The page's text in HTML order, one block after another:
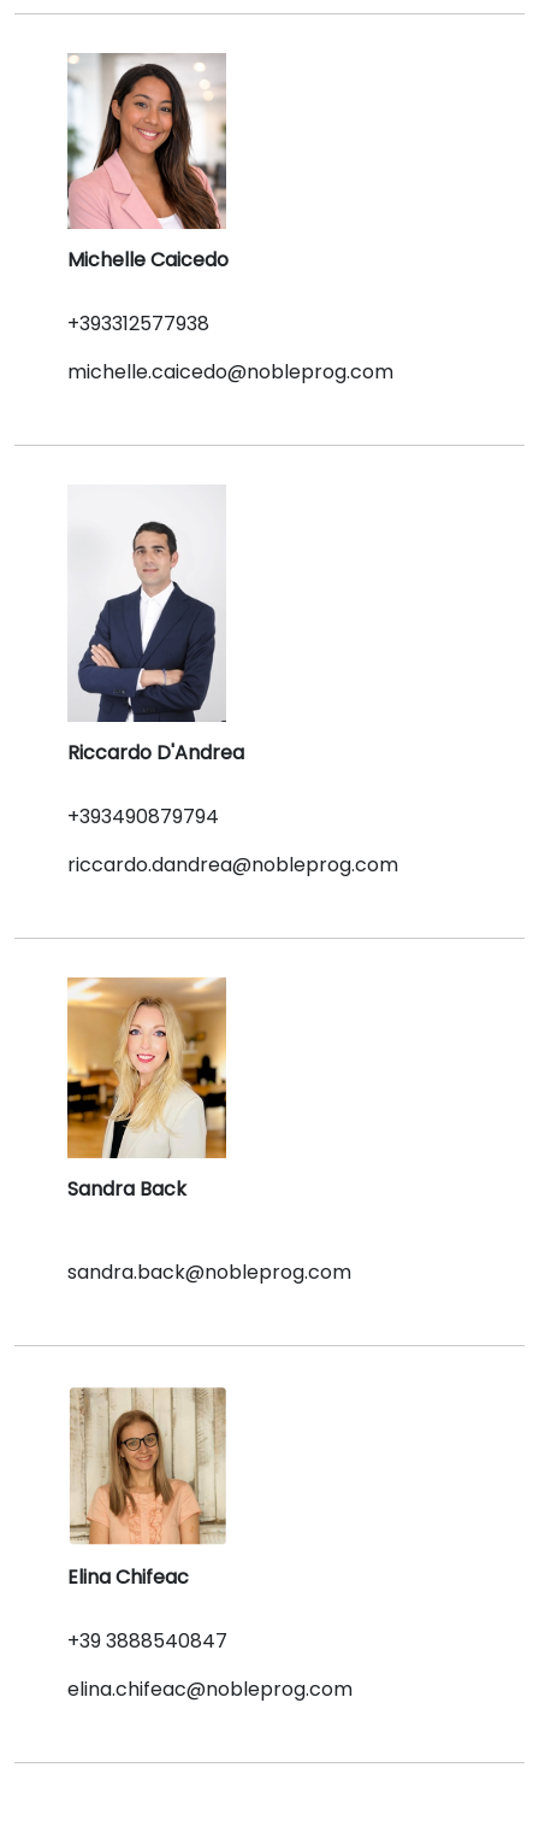
Michelle Caicedo
+393312577938
michelle.caicedo@nobleprog.com
Riccardo D'Andrea
+393490879794
riccardo.dandrea@nobleprog.com
Sandra Back
sandra.back@nobleprog.com
Elina Chifeac
+39 3888540847
elina.chifeac@nobleprog.com